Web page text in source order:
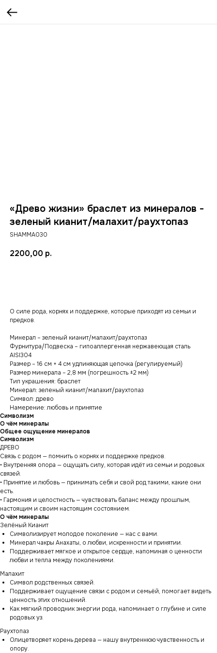
«Древо жизни» браслет из минералов -
зеленый кианит/малахит/раухтопаз
SHAMMA030
2200,00 р.
О силе рода, корнях и поддержке, которые приходят из семьи и
предков.
Минерал – зеленый кианит/малахит/раухтопаз
Фурнитура/Подвеска – гипоаллергенная нержавеющая сталь
AISI304
Размер – 16 см + 4 см удлиняющая цепочка (регулируемый)
Размер минерала – 2,8 мм (погрешность ±2 мм)
Тип украшения: браслет
Минерал: зеленый кианит/малахит/раухтопаз
Символ: древо
Намерение: любовь и принятие
Символизм
О чём минералы
Общее ощущение минералов
Символизм
ДРЕВО
Связь с родом — помнить о корнях и поддержке предков.
• Внутренняя опора — ощущать силу, которая идёт из семьи и родовых
связей.
• Принятие и любовь — принимать себя и свой род такими, какие они
есть.
• Гармония и целостность — чувствовать баланс между прошлым,
настоящим и своим настоящим состоянием.
О чём минералы
Зелёный Кианит
Символизирует молодое поколение — нас с вами.
Минерал чакры Анахаты, о любви, искренности и принятии.
Поддерживает мягкое и открытое сердце, напоминая о ценности
любви и тепла между поколениями.
Малахит
Символ родственных связей.
Поддерживает ощущение связи с родом и семьёй, помогает видеть
ценность этих отношений.
Как мягкий проводник энергии рода, напоминает о глубине и силе
родовых уз.
Раухтопаз
Олицетворяет корень дерева — нашу внутреннюю чувственность и
опору.